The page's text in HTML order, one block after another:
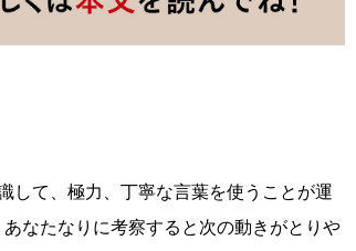
して、極力、丁寧な言葉を使うことが運
なたなりに考察すると次の動きがとりや